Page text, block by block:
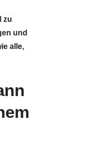
zu
und
alle,